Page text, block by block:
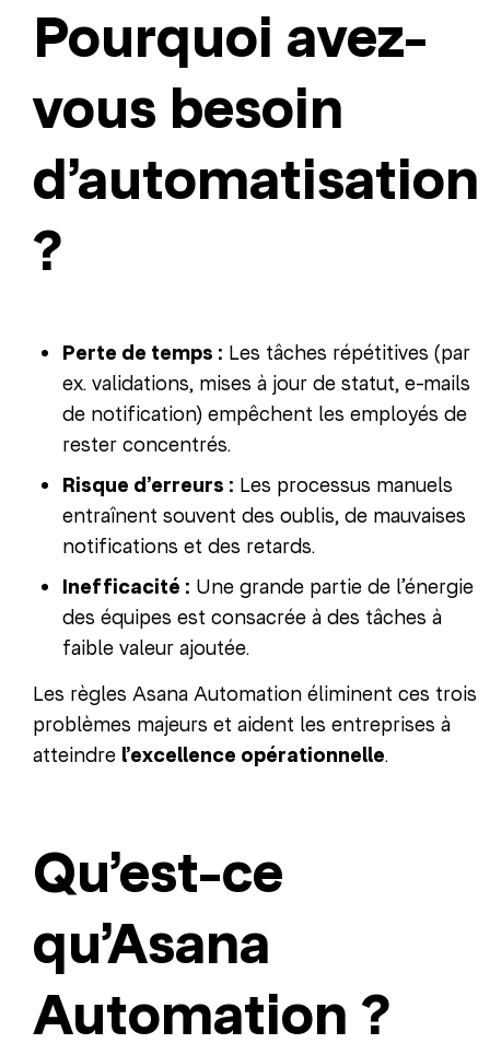
Pourquoi avez-
vous besoin
d’automatisation
?
Perte de temps : Les tâches répétitives (par
ex. validations, mises à jour de statut, e-mails
de notification) empêchent les employés de
rester concentrés.
Risque d’erreurs : Les processus manuels
entraînent souvent des oublis, de mauvaises
notifications et des retards.
Inefficacité : Une grande partie de l’énergie
des équipes est consacrée à des tâches à
faible valeur ajoutée.
Les règles Asana Automation éliminent ces trois
problèmes majeurs et aident les entreprises à
atteindre l’excellence opérationnelle.
Qu’est-ce
qu’Asana
Automation ?